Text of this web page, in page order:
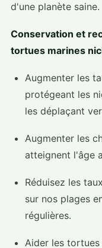
d'une planète saine.
Conservation et
tortues marines
Augmenter les
protégeant les
les déplaçant
Augmenter les
atteignent l'âge
Réduisez les
sur nos plages
régulières.
Aider les tortues